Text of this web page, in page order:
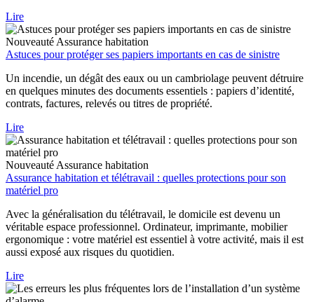
Lire
Nouveauté Assurance habitation
Astuces pour protéger ses papiers importants en cas de sinistre
Un incendie, un dégât des eaux ou un cambriolage peuvent détruire
en quelques minutes des documents essentiels : papiers d’identité,
contrats, factures, relevés ou titres de propriété.
Lire
Nouveauté Assurance habitation
Assurance habitation et télétravail : quelles protections pour son
matériel pro
Avec la généralisation du télétravail, le domicile est devenu un
véritable espace professionnel. Ordinateur, imprimante, mobilier
ergonomique : votre matériel est essentiel à votre activité, mais il est
aussi exposé aux risques du quotidien.
Lire